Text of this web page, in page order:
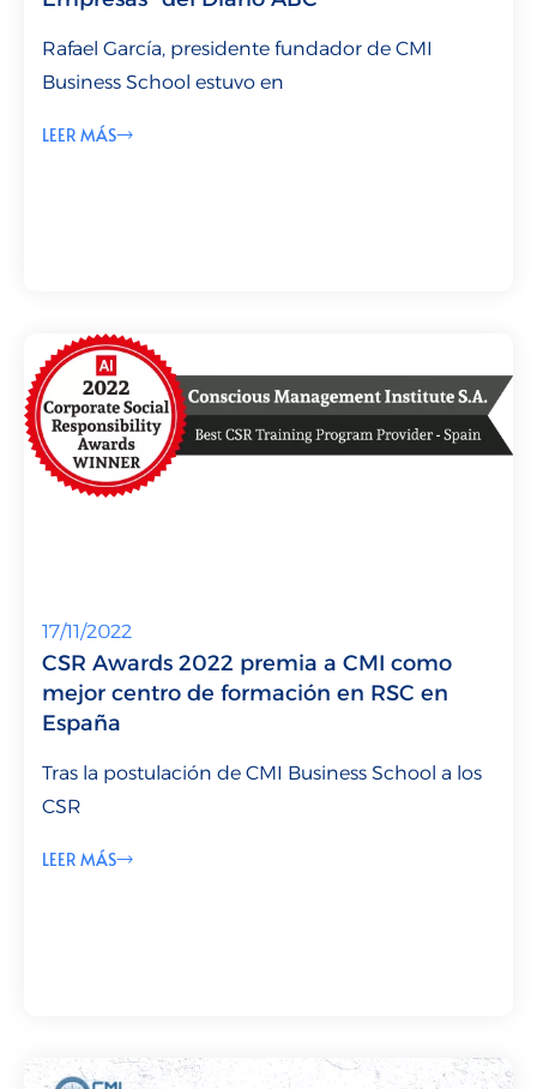
Rafael García, presidente fundador de CMI
Business School estuvo en
LEER MÁS
17/11/2022
CSR Awards 2022 premia a CMI como
mejor centro de formación en RSC en
España
Tras la postulación de CMI Business School a los
CSR
LEER MÁS